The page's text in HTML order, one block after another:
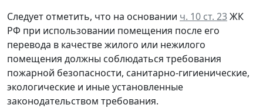
Следует отметить, что на основании ч. 10 ст. 23ЖК
РФ при использовании помещения после его
перевода в качестве жилого или нежилого
помещения должны соблюдаться требования
пожарной безопасности, санитарно-гигиенические,
экологические и иные установленные
законодательством требования.